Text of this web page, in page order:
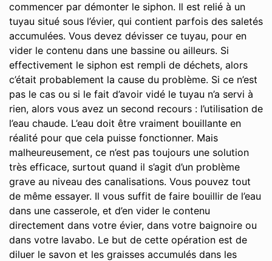
commencer par démonter le siphon. Il est relié à un
tuyau situé sous l’évier, qui contient parfois des saletés
accumulées. Vous devez dévisser ce tuyau, pour en
vider le contenu dans une bassine ou ailleurs. Si
effectivement le siphon est rempli de déchets, alors
c’était probablement la cause du problème. Si ce n’est
pas le cas ou si le fait d’avoir vidé le tuyau n’a servi à
rien, alors vous avez un second recours : l’utilisation de
l’eau chaude. L’eau doit être vraiment bouillante en
réalité pour que cela puisse fonctionner. Mais
malheureusement, ce n’est pas toujours une solution
très efficace, surtout quand il s’agit d’un problème
grave au niveau des canalisations. Vous pouvez tout
de même essayer. Il vous suffit de faire bouillir de l’eau
dans une casserole, et d’en vider le contenu
directement dans votre évier, dans votre baignoire ou
dans votre lavabo. Le but de cette opération est de
diluer le savon et les graisses accumulés dans les